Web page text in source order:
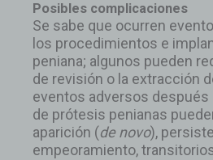
Posibles complicaciones
Se sabe que ocurren
los procedimientos e
peniana; algunos pueden
de revisión o la extracción
eventos adversos después
de prótesis penianas
aparición (de novo),
empeoramiento,